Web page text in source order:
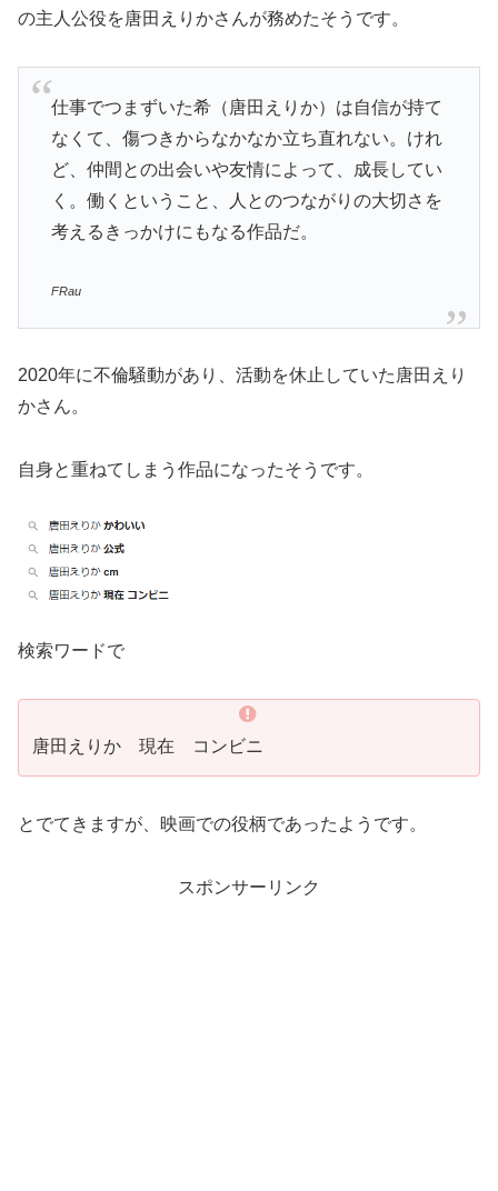
の主人公役を唐田えりかさんが務めたそうです。
仕事でつまずいた希（唐田えりか）は自信が持て
なくて、傷つきからなかなか立ち直れない。けれ
ど、仲間との出会いや友情によって、成長してい
く。働くということ、人とのつながりの大切さを
考えるきっかけにもなる作品だ。
FRau
2020年に不倫騒動があり、活動を休止していた唐田えり
かさん。
自身と重ねてしまう作品になったそうです。
検索ワードで
唐田えりか 現在 コンビニ
とでてきますが、映画での役柄であったようです。
スポンサーリンク